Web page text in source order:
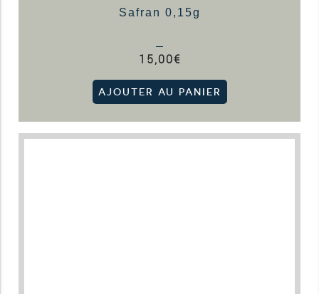
Safran 0,15g
15,00€
AJOUTER AU PANIER